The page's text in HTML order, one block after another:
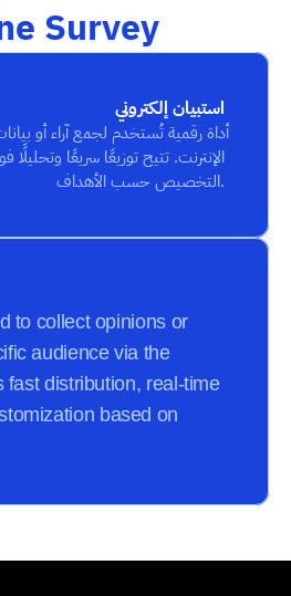
Survey
استبيان إلكتروني
التخصيص حسب الأهداف.
to collect opinions or
audience via the
fast distribution, real-time
based on